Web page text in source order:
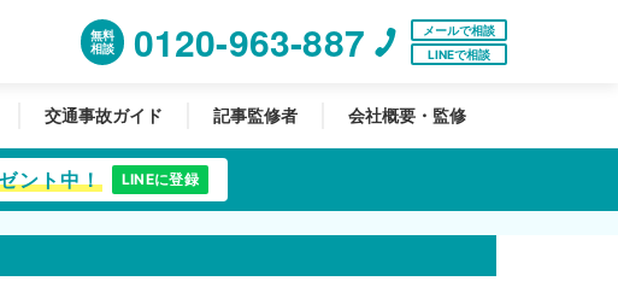
無料
相談
0120-963-887
メールで相談
LINEで相談
交通事故ガイド 記事監修者 会社概要・監修
ント中！ LINEに登録